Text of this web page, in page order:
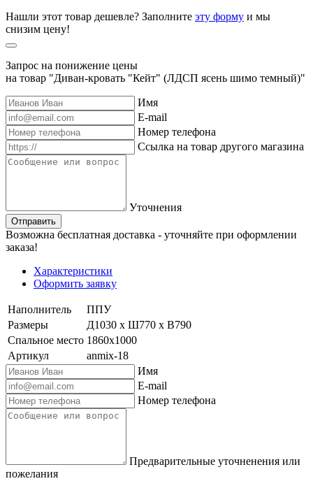
Нашли этот товар дешевле? Заполните эту форму и мы
снизим цену!
Запрос на понижение цены
на товар "Диван-кровать "Кейт" (ЛДСП ясень шимо темный)"
Имя
E-mail
Номер телефона
Ссылка на товар другого магазина
Уточнения
Отправить
Возможна бесплатная доставка - уточняйте при оформлении
заказа!
Характеристики
Оформить заявку
Наполнитель
ППУ
Размеры
Д1030 х Ш770 х В790
Спальное место 1860х1000
Артикул
anmix-18
Имя
E-mail
Номер телефона
Предварительные уточненения или
пожелания